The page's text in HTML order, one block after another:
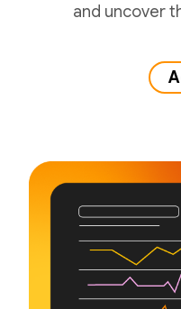
and uncover